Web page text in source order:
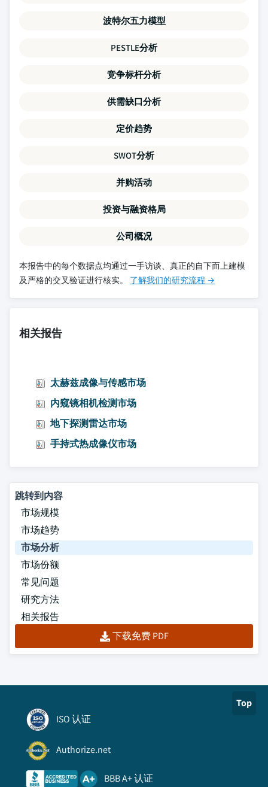
波特尔五力模型
PESTLE分析
竞争标杆分析
供需缺口分析
定价趋势
SWOT分析
并购活动
投资与融资格局
公司概况
本报告中的每个数据点均通过一手访谈、真正的自下而上建模
及严格的交叉验证进行核实。 了解我们的研究流程 →
相关报告
太赫兹成像与传感市场
内窥镜相机检测市场
地下探测雷达市场
手持式热成像仪市场
跳转到内容
市场规模
市场趋势
市场分析
市场份额
常见问题
研究方法
相关报告
下载免费 PDF
Top
ISO 认证
Authorize.net
BBB A+ 认证